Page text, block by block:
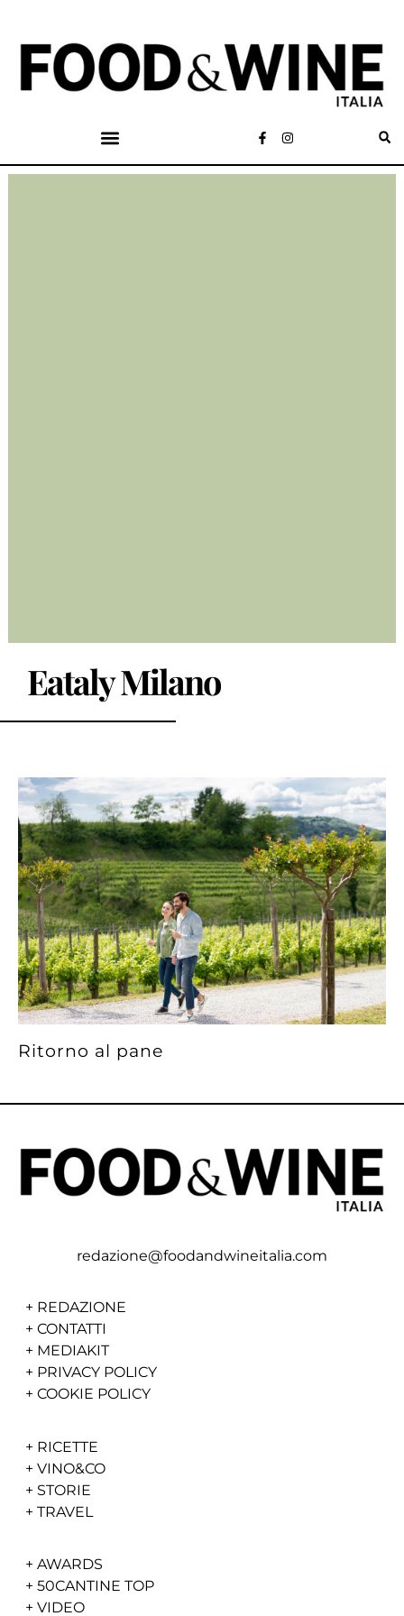
Eataly Milano
Ritorno al pane
redazione@foodandwineitalia.com
+ REDAZIONE
+ CONTATTI
+ MEDIAKIT
+ PRIVACY POLICY
+ COOKIE POLICY
+ RICETTE
+ VINO&CO
+ STORIE
+ TRAVEL
+ AWARDS
+ 50CANTINE TOP
+ VIDEO